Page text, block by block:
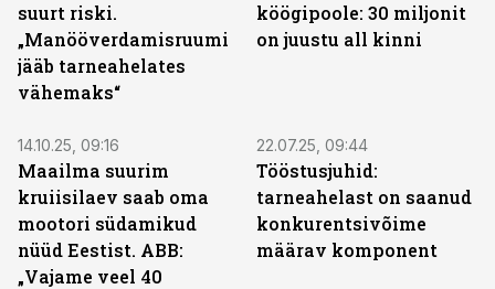
suurt riski.
„Manööverdamisruumi
jääb tarneahelates
vähemaks“
köögipoole: 30 miljonit
on juustu all kinni
14.10.25, 09:16
Maailma suurim
kruiisilaev saab oma
mootori südamikud
nüüd Eestist. ABB:
„Vajame veel 40
22.07.25, 09:44
Tööstusjuhid:
tarneahelast on saanud
konkurentsivõime
määrav komponent